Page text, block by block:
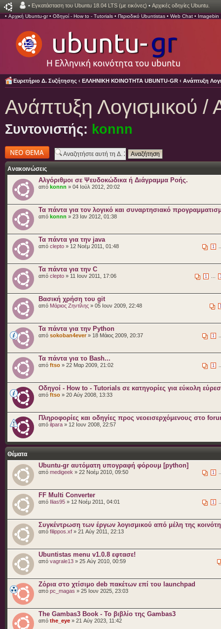
• Εγκατάσταση του Ubuntu 18.04 LTS (με εικόνες) • Αρχικές οδηγίες Ubuntu.
• Αρχική Ubuntu-gr• Οδηγοί - How to - Tutorials • Περιοδικό Ubuntistas • Web Chat • Imagebin
Ευρετήριο Δ. Συζήτησης ‹ ΕΛΛΗΝΙΚΗ ΚΟΙΝΟΤΗΤΑ UBUNTU-GR ‹ Ανάπτυξη
Ανάπτυξη Λογισμικού /
Συντονιστής: konnn
Δημιουργία νέου
θέματος
Ανακοινώσεις
Αλγόριθμοι σε Ψευδοκώδικα ή Διάγραμμα Ροής.
από konnn » 04 Ιούλ 2012, 20:02
Τα πάντα για τον λογικό και συναρτησιακό
από konnn » 23 Ιαν 2012, 01:38
Τα πάντα για την java
1
από clepto » 12 Νοέμ 2011, 01:48
Τα πάντα για την C
1
από clepto » 11 Ιουν 2011, 17:06
Βασική χρήση του git
από Μάριος Ζηντίλης » 05 Ιουν 2009, 22:48
Τα πάντα για την Python
1
από sokoban4ever » 18 Μάιος 2009, 20:37
Τα πάντα για το Bash...
1
από ftso » 22 Μαρ 2009, 21:02
Οδηγοί - How to - Tutorials σε κατηγορίες για εύκολη
από ftso » 20 Αύγ 2008, 13:33
Πληροφορίες και οδηγίες προς νεοεισερχόμενους στο
από ilpara » 12 Ιουν 2008, 22:57
Θέματα
Ubuntu-gr αυτόματη υπογραφή φόρουμ [python]
1
από medigeek » 22 Νοέμ 2010, 09:50
FF Multi Converter
1
από Ilias95 » 12 Νοέμ 2011, 04:01
Συγκέντρωση των έργων λογισμικού από μέλη της
από filippos.xf » 21 Αύγ 2011, 22:13
Ubuntistas menu v1.0.8 εφτασε!
από vagrale13 » 25 Αύγ 2010, 00:59
Ζόρια στο χτίσιμο deb πακέτων επί του launchpad
από pc_magas » 25 Ιουν 2025, 23:03
The Gambas3 Book - Το βιβλίο της Gambas3
από the_eye » 21 Αύγ 2023, 11:42